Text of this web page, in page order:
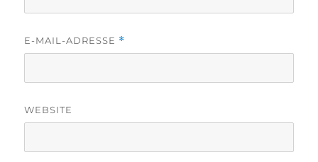
E-MAIL-ADRESSE *
WEBSITE